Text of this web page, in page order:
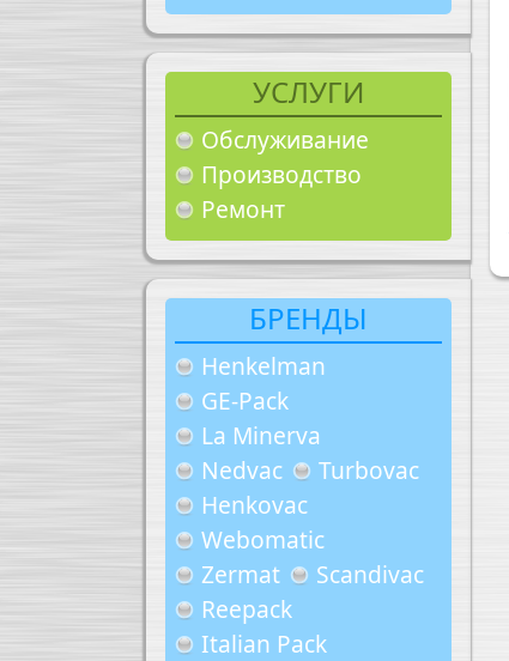
УСЛУГИ
Обслуживание
Производство
Ремонт
БРЕНДЫ
Henkelman
GE-Pack
La Minerva
Nedvac
Turbovac
Henkovac
Webomatic
Zermat
Scandivac
Reepack
Italian Pack